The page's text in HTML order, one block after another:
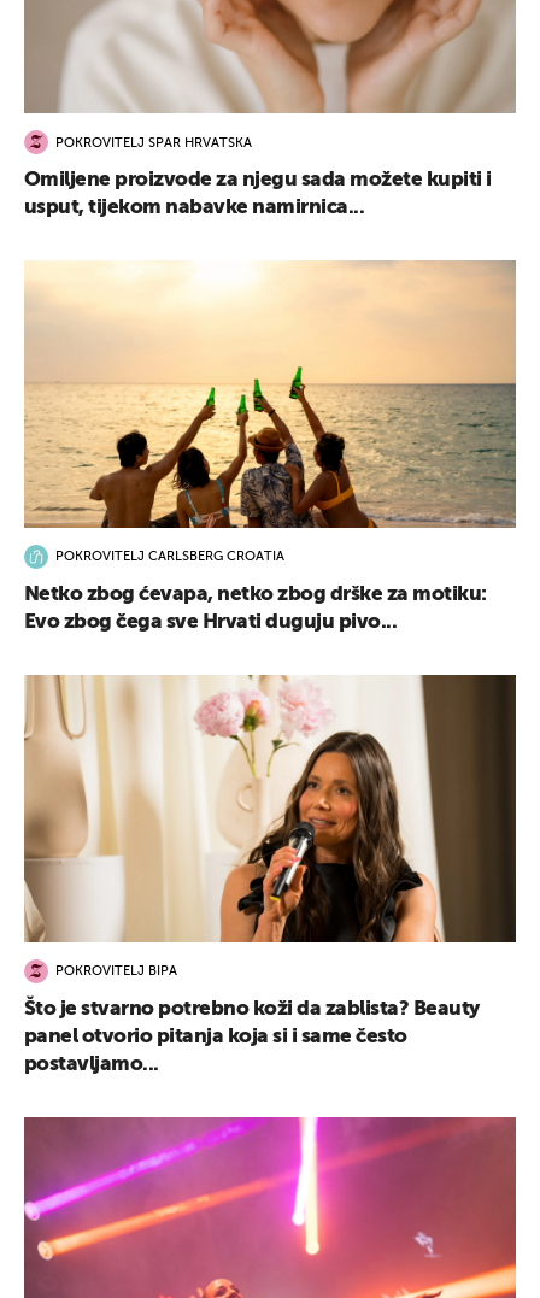
POKROVITELJ SPAR HRVATSKA
Omiljene proizvode za njegu sada možete kupiti i
usput, tijekom nabavke namirnica...
POKROVITELJ CARLSBERG CROATIA
Netko zbog ćevapa, netko zbog drške za motiku:
Evo zbog čega sve Hrvati duguju pivo...
POKROVITELJ BIPA
Što je stvarno potrebno koži da zablista? Beauty
panel otvorio pitanja koja si i same često
postavljamo...